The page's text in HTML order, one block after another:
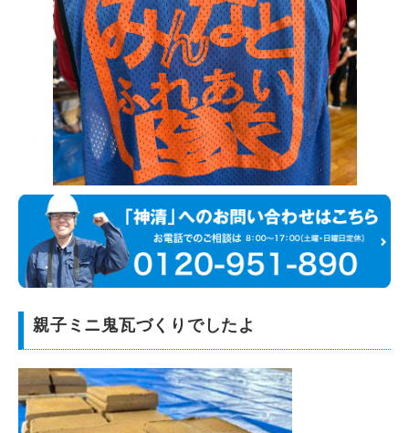
親子ミニ鬼瓦づくりでしたよ